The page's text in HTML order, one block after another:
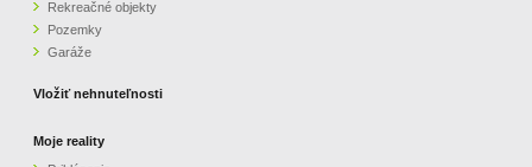
Rekreačné objekty
Pozemky
Garáže
Vložiť nehnuteľnosti
Moje reality